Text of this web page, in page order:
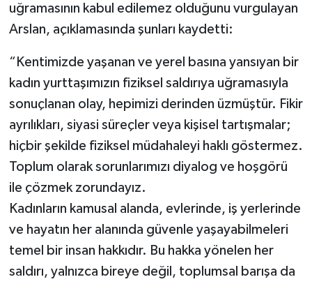
uğramasının kabul edilemez olduğunu vurgulayan
Arslan, açıklamasında şunları kaydetti:
“Kentimizde yaşanan ve yerel basına yansıyan bir
kadın yurttaşımızın fiziksel saldırıya uğramasıyla
sonuçlanan olay, hepimizi derinden üzmüştür. Fikir
ayrılıkları, siyasi süreçler veya kişisel tartışmalar;
hiçbir şekilde fiziksel müdahaleyi haklı göstermez.
Toplum olarak sorunlarımızı diyalog ve hoşgörü
ile çözmek zorundayız.
Kadınların kamusal alanda, evlerinde, iş yerlerinde
ve hayatın her alanında güvenle yaşayabilmeleri
temel bir insan hakkıdır. Bu hakka yönelen her
saldırı, yalnızca bireye değil, toplumsal barışa da